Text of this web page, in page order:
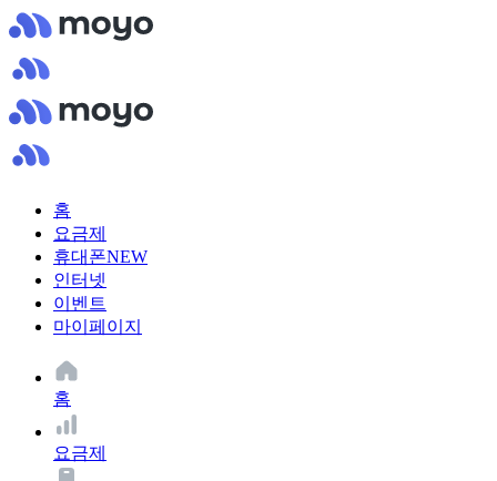
홈
요금제
휴대폰NEW
인터넷
이벤트
마이페이지
홈
요금제